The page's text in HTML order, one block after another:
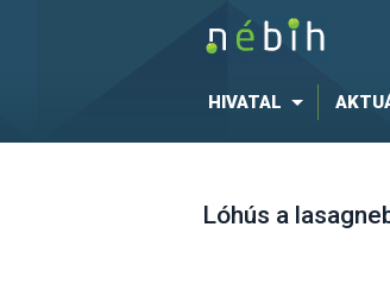
HIVATAL
Lóhús a